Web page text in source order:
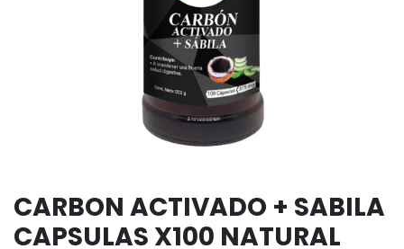
CARBON ACTIVADO + SABILA
CAPSULAS X100 NATURAL